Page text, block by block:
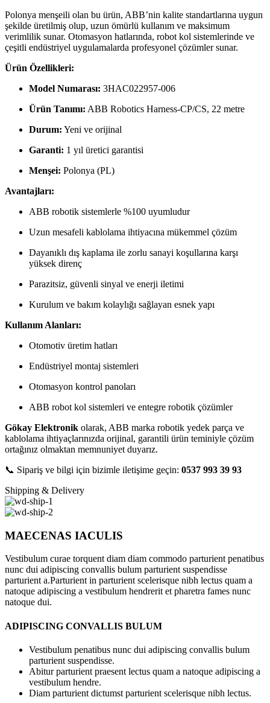
Polonya menşeili olan bu ürün, ABB’nin kalite standartlarına uygun
şekilde üretilmiş olup, uzun ömürlü kullanım ve maksimum
verimlilik sunar. Otomasyon hatlarında, robot kol sistemlerinde ve
çeşitli endüstriyel uygulamalarda profesyonel çözümler sunar.
Ürün Özellikleri:
Model Numarası: 3HAC022957-006
Ürün Tanımı: ABB Robotics Harness-CP/CS, 22 metre
Durum: Yeni ve orijinal
Garanti: 1 yıl üretici garantisi
Menşei: Polonya (PL)
Avantajları:
ABB robotik sistemlerle %100 uyumludur
Uzun mesafeli kablolama ihtiyacına mükemmel çözüm
Dayanıklı dış kaplama ile zorlu sanayi koşullarına karşı
yüksek direnç
Parazitsiz, güvenli sinyal ve enerji iletimi
Kurulum ve bakım kolaylığı sağlayan esnek yapı
Kullanım Alanları:
Otomotiv üretim hatları
Endüstriyel montaj sistemleri
Otomasyon kontrol panoları
ABB robot kol sistemleri ve entegre robotik çözümler
Gökay Elektronik olarak, ABB marka robotik yedek parça ve
kablolama ihtiyaçlarınızda orijinal, garantili ürün teminiyle çözüm
ortağınız olmaktan memnuniyet duyarız.
📞 Sipariş ve bilgi için bizimle iletişime geçin: 0537 993 39 93
Shipping & Delivery
MAECENAS IACULIS
Vestibulum curae torquent diam diam commodo parturient penatibus
nunc dui adipiscing convallis bulum parturient suspendisse
parturient a.Parturient in parturient scelerisque nibh lectus quam a
natoque adipiscing a vestibulum hendrerit et pharetra fames nunc
natoque dui.
ADIPISCING CONVALLIS BULUM
Vestibulum penatibus nunc dui adipiscing convallis bulum
parturient suspendisse.
Abitur parturient praesent lectus quam a natoque adipiscing a
vestibulum hendre.
Diam parturient dictumst parturient scelerisque nibh lectus.